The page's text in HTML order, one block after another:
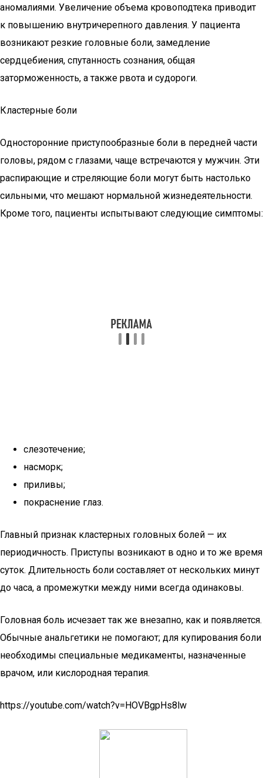
аномалиями. Увеличение объема кровоподтека приводит
к повышению внутричерепного давления. У пациента
возникают резкие головные боли, замедление
сердцебиения, спутанность сознания, общая
заторможенность, а также рвота и судороги.
Кластерные боли
Односторонние приступообразные боли в передней части
головы, рядом с глазами, чаще встречаются у мужчин. Эти
распирающие и стреляющие боли могут быть настолько
сильными, что мешают нормальной жизнедеятельности.
Кроме того, пациенты испытывают следующие симптомы:
слезотечение;
насморк;
приливы;
покраснение глаз.
Главный признак кластерных головных болей — их
периодичность. Приступы возникают в одно и то же время
суток. Длительность боли составляет от нескольких минут
до часа, а промежутки между ними всегда одинаковы.
Головная боль исчезает так же внезапно, как и появляется.
Обычные анальгетики не помогают; для купирования боли
необходимы специальные медикаменты, назначенные
врачом, или кислородная терапия.
https://youtube.com/watch?v=HOVBgpHs8lw